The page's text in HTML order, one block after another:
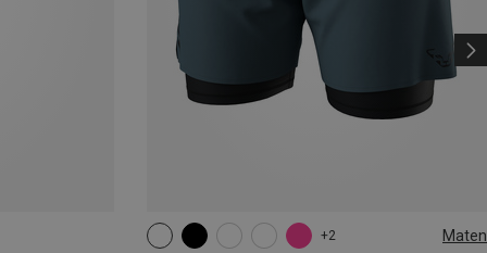
+2 Maten
XS S M XL